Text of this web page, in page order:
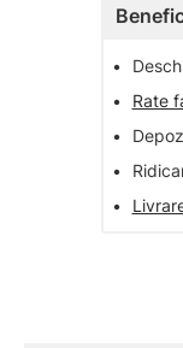
•
•
Rate
•
•
•